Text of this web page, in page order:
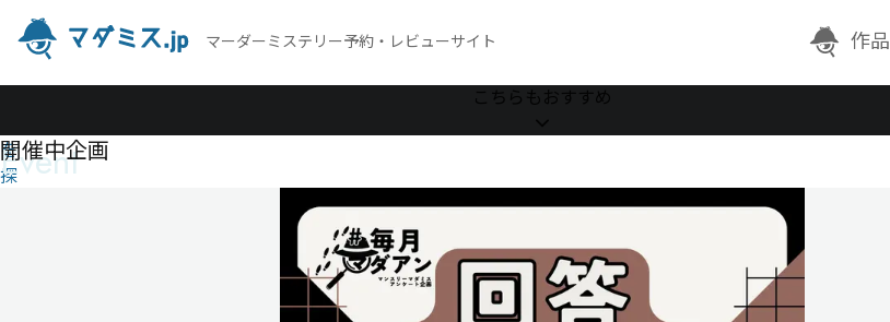
マーダーミステリー予約・レビューサイト 作品
を
探
Rémini
こちらもおすすめ
Event
開催中企画